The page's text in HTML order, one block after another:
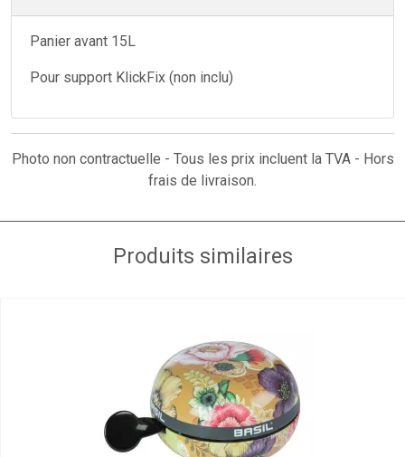
Panier avant 15L
Pour support KlickFix (non inclu)
Photo non contractuelle - Tous les prix incluent la TVA - Hors
frais de livraison.
Produits similaires